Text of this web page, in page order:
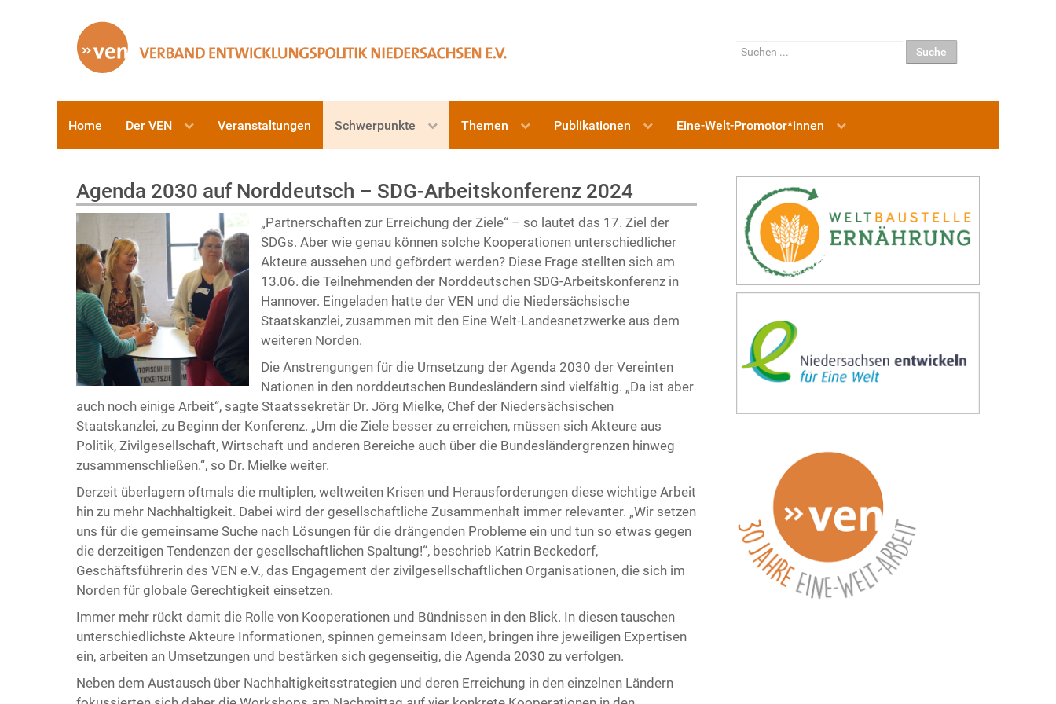
Suchen
Suche
Home Der VEN Veranstaltungen Schwerpunkte Themen Publikationen Eine-Welt-Promotor*innen
Agenda 2030 auf Norddeutsch – SDG-Arbeitskonferenz 2024
„Partnerschaften zur Erreichung der Ziele“ – so lautet das 17. Ziel der
SDGs. Aber wie genau können solche Kooperationen unterschiedlicher
Akteure aussehen und gefördert werden? Diese Frage stellten sich am
13.06. die Teilnehmenden der Norddeutschen SDG-Arbeitskonferenz in
Hannover. Eingeladen hatte der VEN und die Niedersächsische
Staatskanzlei, zusammen mit den Eine Welt-Landesnetzwerke aus dem
weiteren Norden.
Die Anstrengungen für die Umsetzung der Agenda 2030 der Vereinten
Nationen in den norddeutschen Bundesländern sind vielfältig. „Da ist aber
auch noch einige Arbeit“, sagte Staatssekretär Dr. Jörg Mielke, Chef der Niedersächsischen
Staatskanzlei, zu Beginn der Konferenz. „Um die Ziele besser zu erreichen, müssen sich Akteure aus
Politik, Zivilgesellschaft, Wirtschaft und anderen Bereiche auch über die Bundesländergrenzen hinweg
zusammenschließen.“, so Dr. Mielke weiter.
Derzeit überlagern oftmals die multiplen, weltweiten Krisen und Herausforderungen diese wichtige Arbeit
hin zu mehr Nachhaltigkeit. Dabei wird der gesellschaftliche Zusammenhalt immer relevanter. „Wir setzen
uns für die gemeinsame Suche nach Lösungen für die drängenden Probleme ein und tun so etwas gegen
die derzeitigen Tendenzen der gesellschaftlichen Spaltung!“, beschrieb Katrin Beckedorf,
Geschäftsführerin des VEN e.V., das Engagement der zivilgesellschaftlichen Organisationen, die sich im
Norden für globale Gerechtigkeit einsetzen.
Immer mehr rückt damit die Rolle von Kooperationen und Bündnissen in den Blick. In diesen tauschen
unterschiedlichste Akteure Informationen, spinnen gemeinsam Ideen, bringen ihre jeweiligen Expertisen
ein, arbeiten an Umsetzungen und bestärken sich gegenseitig, die Agenda 2030 zu verfolgen.
Neben dem Austausch über Nachhaltigkeitsstrategien und deren Erreichung in den einzelnen Ländern